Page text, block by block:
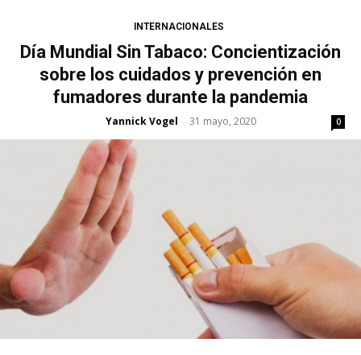
INTERNACIONALES
Día Mundial Sin Tabaco: Concientización
sobre los cuidados y prevención en
fumadores durante la pandemia
Yannick Vogel - 31 mayo, 2020 0